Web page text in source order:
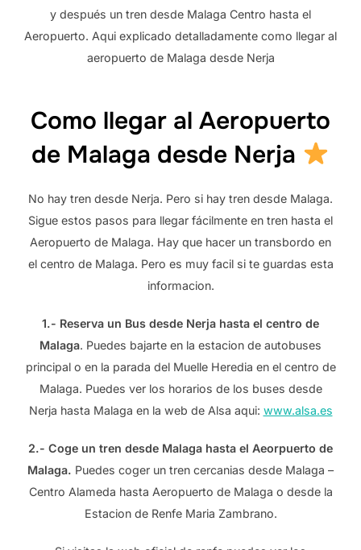
y después un tren desde Malaga Centro hasta el
Aeropuerto. Aqui explicado detalladamente como llegar al
aeropuerto de Malaga desde Nerja
Como llegar al Aeropuerto
de Malaga desde Nerja
No hay tren desde Nerja. Pero si hay tren desde Malaga.
Sigue estos pasos para llegar fácilmente en tren hasta el
Aeropuerto de Malaga. Hay que hacer un transbordo en
el centro de Malaga. Pero es muy facil si te guardas esta
informacion.
1.- Reserva un Bus desde Nerja hasta el centro de
Malaga. Puedes bajarte en la estacion de autobuses
principal o en la parada del Muelle Heredia en el centro de
Malaga. Puedes ver los horarios de los buses desde
Nerja hasta Malaga en la web de Alsa aqui: www.alsa.es
2.- Coge un tren desde Malaga hasta el Aeorpuerto de
Malaga. Puedes coger un tren cercanias desde Malaga –
Centro Alameda hasta Aeropuerto de Malaga o desde la
Estacion de Renfe Maria Zambrano.